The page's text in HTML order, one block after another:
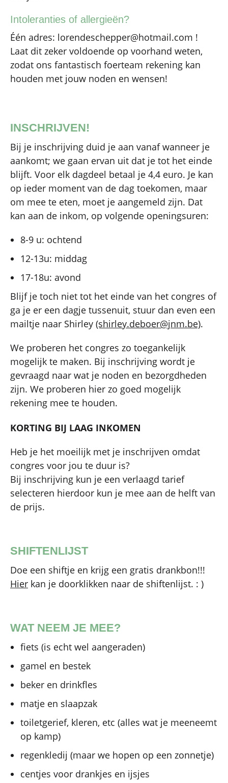
Intoleranties of allergieën?
Één adres: lorendeschepper@hotmail.com !
Laat dit zeker voldoende op voorhand weten,
zodat ons fantastisch foerteam rekening kan
houden met jouw noden en wensen!
INSCHRIJVEN!
Bij je inschrijving duid je aan vanaf wanneer je
aankomt; we gaan ervan uit dat je tot het einde
blijft. Voor elk dagdeel betaal je 4,4 euro. Je kan
op ieder moment van de dag toekomen, maar
om mee te eten, moet je aangemeld zijn. Dat
kan aan de inkom, op volgende openingsuren:
8-9 u: ochtend
12-13u: middag
17-18u: avond
Blijf je toch niet tot het einde van het congres of
ga je er een dagje tussenuit, stuur dan even een
mailtje naar Shirley (shirley.deboer@jnm.be).
We proberen het congres zo toegankelijk
mogelijk te maken. Bij inschrijving wordt je
gevraagd naar wat je noden en bezorgdheden
zijn. We proberen hier zo goed mogelijk
rekening mee te houden.
KORTING BIJ LAAG INKOMEN
Heb je het moeilijk met je inschrijven omdat
congres voor jou te duur is?
Bij inschrijving kun je een verlaagd tarief
selecteren hierdoor kun je mee aan de helft van
de prijs.
SHIFTENLIJST
Doe een shiftje en krijg een gratis drankbon!!!
Hier kan je doorklikken naar de shiftenlijst. : )
WAT NEEM JE MEE?
fiets (is echt wel aangeraden)
gamel en bestek
beker en drinkfles
matje en slaapzak
toiletgerief, kleren, etc (alles wat je meeneemt
op kamp)
regenkledij (maar we hopen op een zonnetje)
centjes voor drankjes en ijsjes